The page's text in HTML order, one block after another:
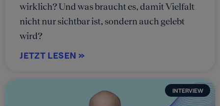
wirklich? Und was braucht es, damit Vielfalt
nicht nur sichtbar ist, sondern auch gelebt
wird?
JETZT LESEN »
INTERVIEW